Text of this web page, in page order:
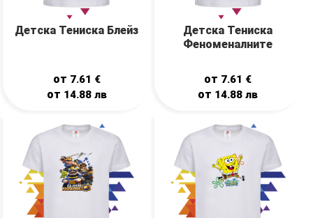
Детска Тениска Блейз
от 7.61 €
от 14.88 лв
Детска Тениска
Феноменалните
от 7.61 €
от 14.88лв